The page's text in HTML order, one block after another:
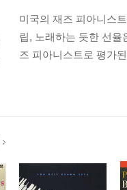
미국의 재즈 피아니스
립, 노래하는 듯한 선율
즈 피아니스트로 평가